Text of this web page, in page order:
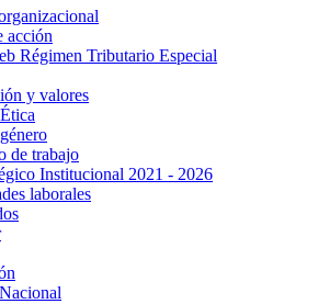
acción
Régimen Tributario Especial
y valores
de trabajo
Institucional 2021 - 2026
laborales